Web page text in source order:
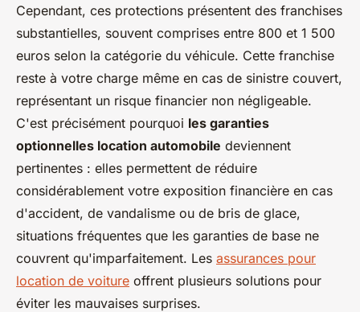
Cependant, ces protections présentent des franchises
substantielles, souvent comprises entre 800 et 1 500
euros selon la catégorie du véhicule. Cette franchise
reste à votre charge même en cas de sinistre couvert,
représentant un risque financier non négligeable.
C'est précisément pourquoi les garanties
optionnelles location automobile deviennent
pertinentes : elles permettent de réduire
considérablement votre exposition financière en cas
d'accident, de vandalisme ou de bris de glace,
situations fréquentes que les garanties de base ne
couvrent qu'imparfaitement. Les assurances pour
location de voiture offrent plusieurs solutions pour
éviter les mauvaises surprises.